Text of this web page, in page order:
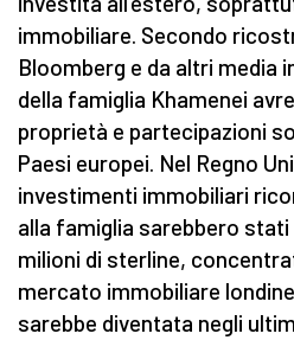
immobiliare. Secondo
Bloomberg e da altri media
della famiglia Khamenei
proprietà e partecipazioni
Paesi europei. Nel Regno
investimenti immobiliari
alla famiglia sarebbero
milioni di sterline,
mercato immobiliare
sarebbe diventata negli